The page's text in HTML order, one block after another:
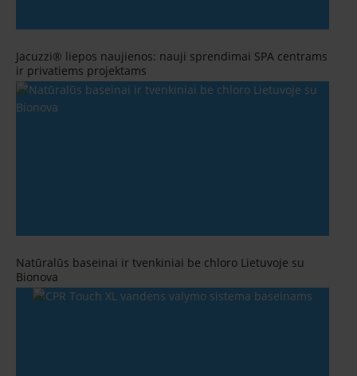
Jacuzzi® liepos naujienos: nauji sprendimai SPA centrams
ir privatiems projektams
Natūralūs baseinai ir tvenkiniai be chloro Lietuvoje su
Bionova